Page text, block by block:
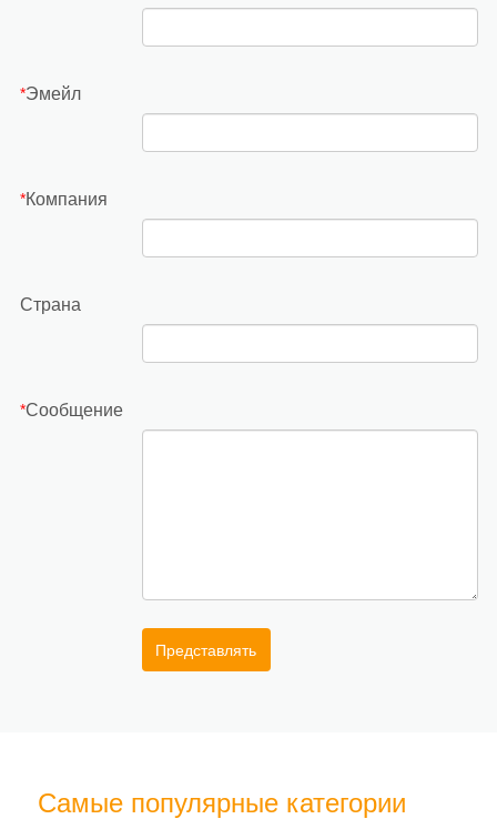
*Эмейл
*Компания
Страна
*Сообщение
Представлять
Самые популярные категории